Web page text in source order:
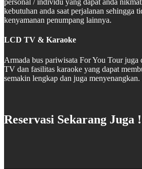
personal / individu yang dapat anda
kebutuhan anda saat perjalanan sehingga
kenyamanan penumpang lainnya.
LCD TV & Karaoke
Armada bus pariwisata For You Tour
TV dan fasilitas karaoke yang dapat
semakin lengkap dan juga menyenangkan.
Reservasi Sekarang Juga !